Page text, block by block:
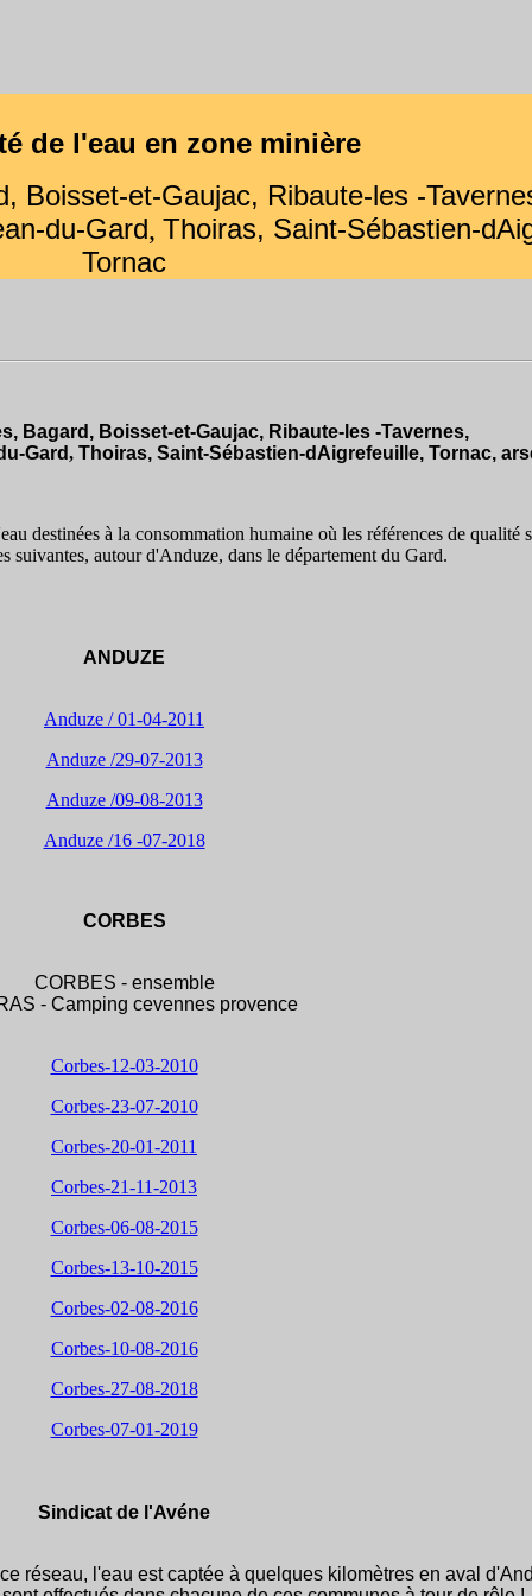
de l'eau en zone minière
Boisset-et-Gaujac, Ribaute-les -
du-Gard, Thoiras, Saint-Sébastien-
Tornac
Bagard, Boisset-et-Gaujac, Ribaute-les -Tavernes,
Gard, Thoiras, Saint-Sébastien-dAigrefeuille, Tornac,
destinées à la consommation humaine où les références de qualité
suivantes, autour d'Anduze, dans le département du Gard.
ANDUZE
Anduze / 01-04-2011
Anduze /29-07-2013
Anduze /09-08-2013
Anduze /16 -07-2018
CORBES
CORBES - ensemble
- Camping cevennes provence
Corbes-12-03-2010
Corbes-23-07-2010
Corbes-20-01-2011
Corbes-21-11-2013
Corbes-06-08-2015
Corbes-13-10-2015
Corbes-02-08-2016
Corbes-10-08-2016
Corbes-27-08-2018
Corbes-07-01-2019
Sindicat de l'Avéne
réseau, l'eau est captée à quelques kilomètres en aval